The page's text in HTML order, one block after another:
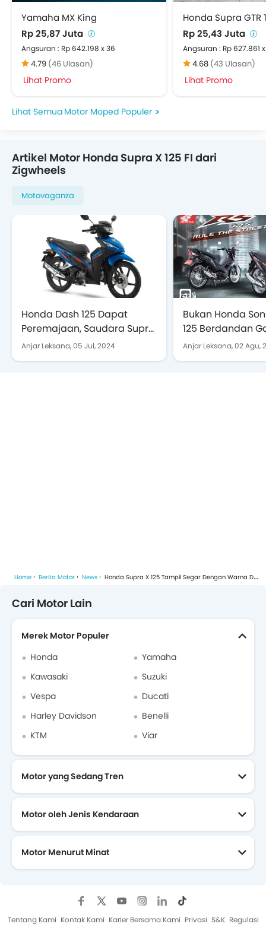
Yamaha MX King
Rp 25,87 Juta
Angsuran : Rp 642.198 x 36
4.79 (46 Ulasan)
Lihat Promo
Honda Supra GTR
Rp 25,43 Juta
Angsuran : Rp 627.861
4.68 (43 Ulasan)
Lihat Promo
Motor Moped Populer
Artikel Motor Honda Supra X 125 FI dari
Zigwheels
Motovaganza
Honda Dash 125 Dapat
Peremajaan, Saudara Supra
X yang Lebih Modern
Anjar Leksana,05 Jul, 2024
Bukan Honda
125 Berdandan
Ini Punya
Anjar Leksana,02 Agu,
Home Berita Motor News Honda Supra X 125 Tampil Segar Dengan Warna Dan Setrip Baru
Cari Motor Lain
Merek Motor Populer
Honda
Yamaha
Kawasaki
Suzuki
Vespa
Ducati
Harley Davidson
Benelli
KTM
Viar
Motor yang Sedang Tren
Motor oleh Jenis Kendaraan
Motor Menurut Minat
Tentang Kami Kontak Kami Karier Bersama Kami Privasi S&K Regulasi